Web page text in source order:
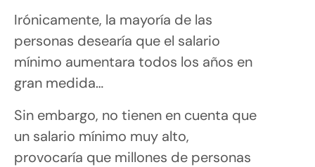
Irónicamente, la mayoría de las
personas desearía que el salario
mínimo aumentara todos los años en
gran medida…
Sin embargo, no tienen en cuenta que
un salario mínimo muy alto,
provocaría que millones de personas